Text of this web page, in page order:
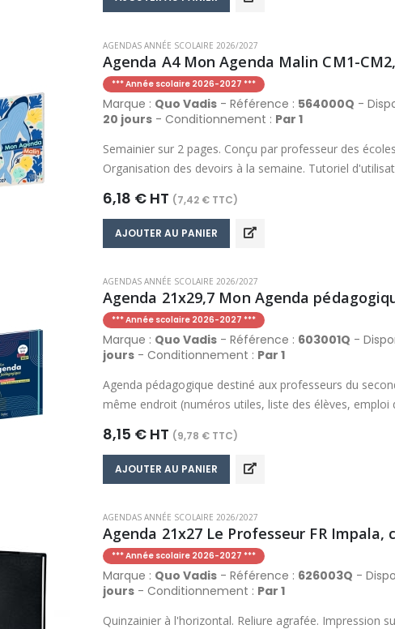
AGENDAS ANNÉE SCOLAIRE 2026/2027
Agenda A4 Mon Agenda Malin CM1-
*** Année scolaire 2026-2027 ***
Marque : Quo Vadis - Référence : 564000Q -
20 jours - Conditionnement : Par 1
Semainier sur 2 pages. Conçu par professeur des
Organisation des devoirs à la semaine. Tutoriel
6,18 € HT (7,42 € TTC)
AJOUTER AU PANIER
AGENDAS ANNÉE SCOLAIRE 2026/2027
Agenda 21x29,7 Mon Agenda
*** Année scolaire 2026-2027 ***
Marque : Quo Vadis - Référence : 603001Q -
jours - Conditionnement : Par 1
Agenda pédagogique destiné aux professeurs du
même endroit (numéros utiles, liste des élèves,
particuliers. De nombreuses ressources pour être au
des astuces bien-être et des astuces pédagogiques
favoriser concentration et bien-être en classe, une liste
Douze mois de mi-juillet à mi-juillet.
8,15 € HT (9,78 € TTC)
AJOUTER AU PANIER
AGENDAS ANNÉE SCOLAIRE 2026/2027
Agenda 21x27 Le Professeur FR Impala,
*** Année scolaire 2026-2027 ***
Marque : Quo Vadis - Référence : 626003Q -
jours - Conditionnement : Par 1
Quinzainier à l'horizontal. Reliure agrafée. Impression